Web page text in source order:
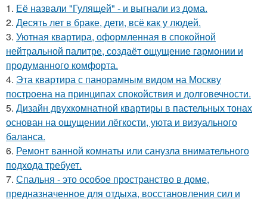
1. Её назвали "Гулящей" - и выгнали из дома.
2. Десять лет в браке, дети, всё как у людей.
3. Уютная квартира, оформленная в спокойной
нейтральной палитре, создаёт ощущение гармонии и
продуманного комфорта.
4. Эта квартира с панорамным видом на Москву
построена на принципах спокойствия и долговечности.
5. Дизайн двухкомнатной квартиры в пастельных тонах
основан на ощущении лёгкости, уюта и визуального
баланса.
6. Ремонт ванной комнаты или санузла внимательного
подхода требует.
7. Спальня - это особое пространство в доме,
предназначенное для отдыха, восстановления сил и